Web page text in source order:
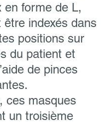
en forme de L,
être indexés dans
positions sur
du patient et
de pinces
ces masques
un troisième